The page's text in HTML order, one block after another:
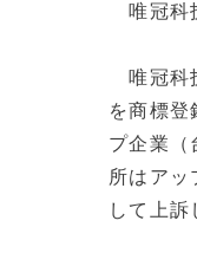
唯冠科
唯冠科
を商標登
プ企業（
所はアッ
して上